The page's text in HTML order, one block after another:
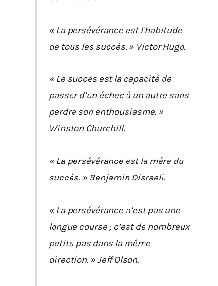
« La persévérance est l’habitude
de tous les succès. » Victor Hugo.
« Le succès est la capacité de
passer d’un échec à un autre sans
perdre son enthousiasme. »
Winston Churchill.
« La persévérance est la mère du
succès. » Benjamin Disraeli.
« La persévérance n’est pas une
longue course ; c’est de nombreux
petits pas dans la même
direction. » Jeff Olson.